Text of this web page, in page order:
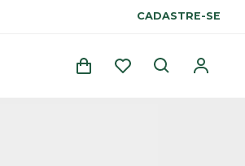
CADASTRE-SE